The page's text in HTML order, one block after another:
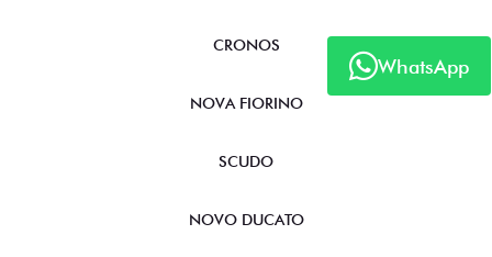
WhatsApp
CRONOS
NOVA FIORINO
SCUDO
NOVO DUCATO